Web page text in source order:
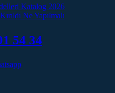
Katalog 2026
Ne Yapılmalı
54 34